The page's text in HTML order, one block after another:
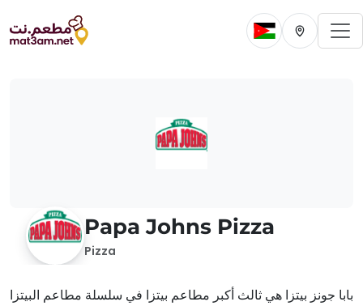
Change current
Change
Papa Johns Pizza
Pizza
بابا جونز بيتزا هي ثالث أكبر مطاعم بيتزا في سلسلة مطاعم البيتزا